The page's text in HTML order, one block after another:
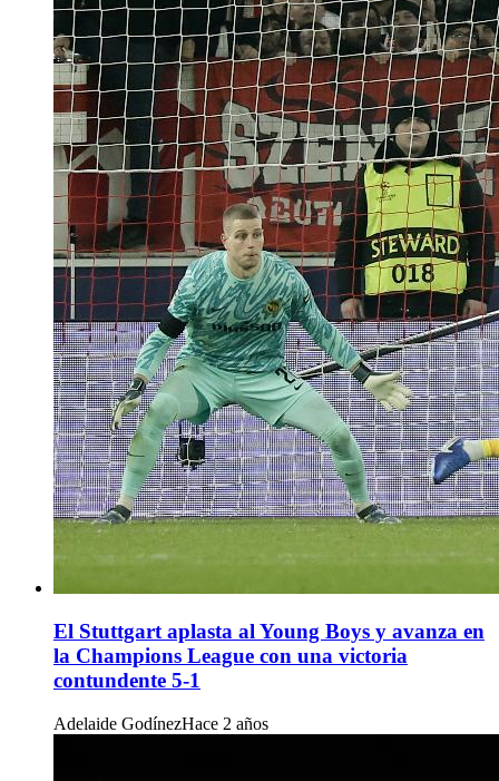
El Stuttgart aplasta al Young Boys y avanza en
la Champions League con una victoria
contundente 5-1
Adelaide GodínezHace 2 años